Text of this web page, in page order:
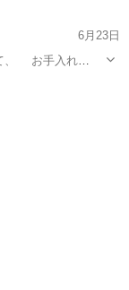
6月23日
、 お手入れ